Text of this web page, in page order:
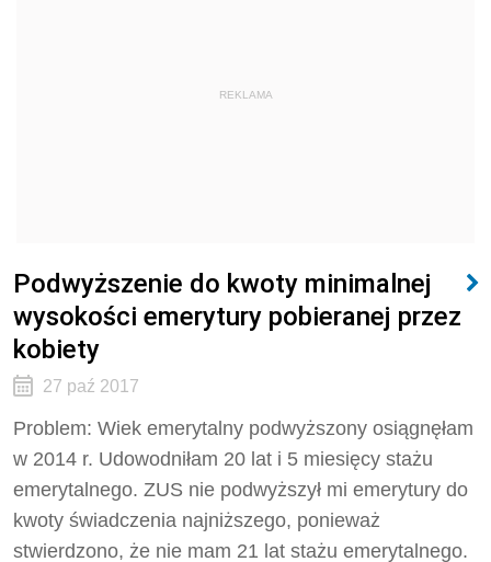
REKLAMA
Podwyższenie do kwoty minimalnej
wysokości emerytury pobieranej przez
kobiety
27 paź 2017
Problem: Wiek emerytalny podwyższony osiągnęłam
w 2014 r. Udowodniłam 20 lat i 5 miesięcy stażu
emerytalnego. ZUS nie podwyższył mi emerytury do
kwoty świadczenia najniższego, ponieważ
stwierdzono, że nie mam 21 lat stażu emerytalnego.